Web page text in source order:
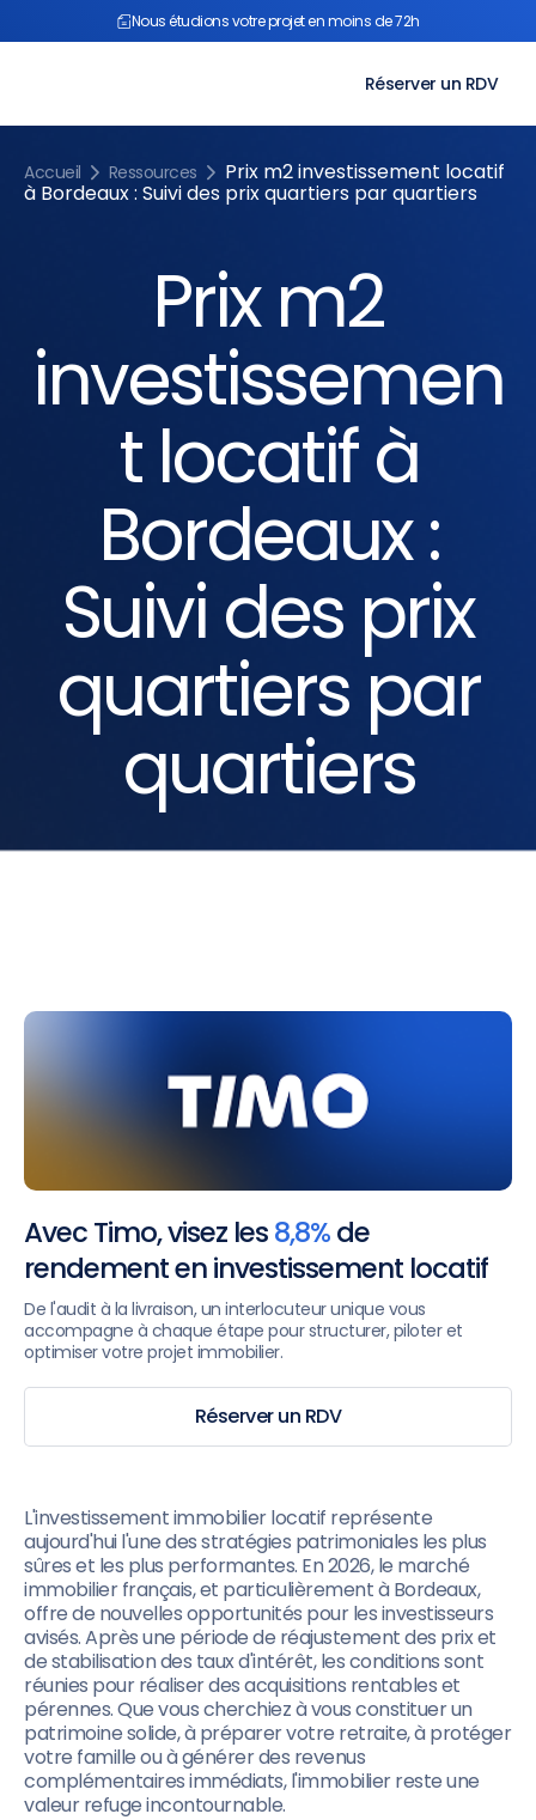
contenu
Nous étudions votre projet en moins de 72h
Réserver un RDV
Accueil Ressources Prix m2 investissement locatif
à Bordeaux : Suivi des prix quartiers par quartiers
Prix m2
investissemen
t locatif à
Bordeaux :
Suivi des prix
quartiers par
quartiers
L'investissement immobilier locatif représente
aujourd'hui l'une des stratégies patrimoniales les plus
sûres et les plus performantes. En 2026, le marché
immobilier français, et particulièrement à Bordeaux,
offre de nouvelles opportunités pour les investisseurs
avisés. Après une période de réajustement des prix et
de stabilisation des taux d'intérêt, les conditions sont
réunies pour réaliser des acquisitions rentables et
pérennes. Que vous cherchiez à vous constituer un
patrimoine solide, à préparer votre retraite, à protéger
votre famille ou à générer des revenus
complémentaires immédiats, l'immobilier reste une
valeur refuge incontournable.
Avec Timo, visez les8,8%de
rendement en investissement locatif
De l'audit à la livraison, un interlocuteur unique vous
accompagne à chaque étape pour structurer, piloter et
optimiser votre projet immobilier.
Réserver un RDV